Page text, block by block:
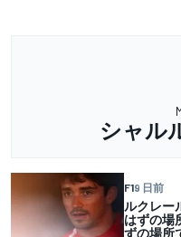
シャル
F19 日前
ルクレー
はずの場
ずの場所